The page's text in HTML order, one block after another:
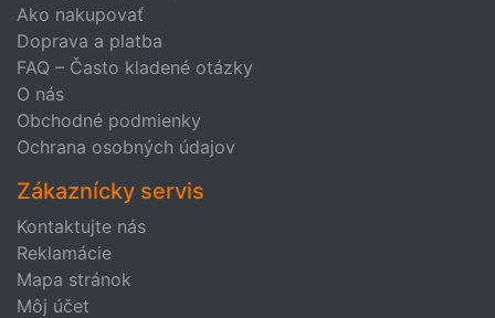
Ako nakupovať
Doprava a platba
FAQ – Často kladené otázky
O nás
Obchodné podmienky
Ochrana osobných údajov
Zákaznícky servis
Kontaktujte nás
Reklamácie
Mapa stránok
Môj účet